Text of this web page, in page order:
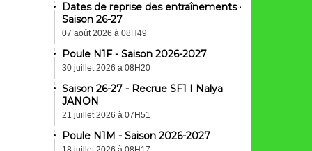
Dates de reprise des entraînements -
Saison 26-27
07 août 2026 à 08H49
Poule N1F - Saison 2026-2027
30 juillet 2026 à 08H20
Saison 26-27 - Recrue SF1 I Nalya
JANON
21 juillet 2026 à 07H51
Poule N1M - Saison 2026-2027